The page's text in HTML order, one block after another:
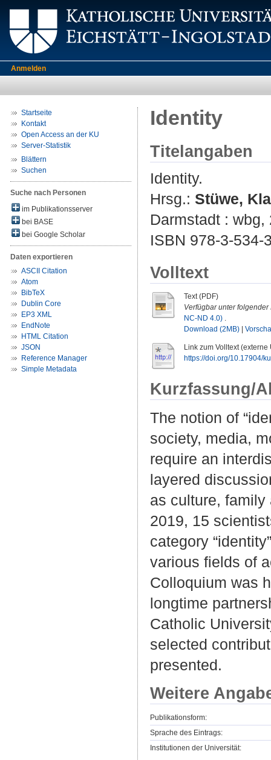
Anmelden
Startseite
Kontakt
Open Access an der KU
Server-Statistik
Blättern
Suchen
Suche nach Personen
im Publikationsserver
bei BASE
bei Google Scholar
Daten exportieren
ASCII Citation
Atom
BibTeX
Dublin Core
EP3 XML
EndNote
HTML Citation
JSON
Reference Manager
Simple Metadata
Identity
Titelangaben
Identity.
Hrsg.: Stüwe,
Darmstadt :
ISBN 978-3-534-
Volltext
Text (PDF)
Verfügbar unter folgender
NC-ND 4.0) .
Download (2MB)
Link zum Volltext (externe
https://doi.org/10.17904/
Kurzfassung/
The notion of
society, media,
require an
layered
as culture,
2019, 15
category
various fields of
Colloquium was
longtime
Catholic
selected
presented.
Weitere
Publikationsform:
Sprache des Eintrags:
Institutionen der Universität: